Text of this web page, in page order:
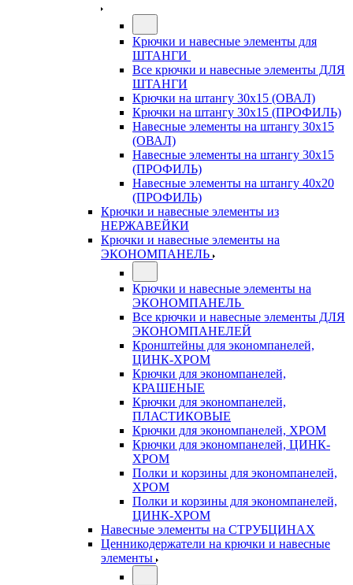
Крючки и навесные элементы для
ШТАНГИ
Все крючки и навесные элементы ДЛЯ
ШТАНГИ
Крючки на штангу 30х15 (ОВАЛ)
Крючки на штангу 30х15 (ПРОФИЛЬ)
Навесные элементы на штангу 30х15
(ОВАЛ)
Навесные элементы на штангу 30х15
(ПРОФИЛЬ)
Навесные элементы на штангу 40х20
(ПРОФИЛЬ)
Крючки и навесные элементы из
НЕРЖАВЕЙКИ
Крючки и навесные элементы на
ЭКОНОМПАНЕЛЬ
Крючки и навесные элементы на
ЭКОНОМПАНЕЛЬ
Все крючки и навесные элементы ДЛЯ
ЭКОНОМПАНЕЛЕЙ
Кронштейны для экономпанелей,
ЦИНК-ХРОМ
Крючки для экономпанелей,
КРАШЕНЫЕ
Крючки для экономпанелей,
ПЛАСТИКОВЫЕ
Крючки для экономпанелей, ХРОМ
Крючки для экономпанелей, ЦИНК-
ХРОМ
Полки и корзины для экономпанелей,
ХРОМ
Полки и корзины для экономпанелей,
ЦИНК-ХРОМ
Навесные элементы на СТРУБЦИНАХ
Ценникодержатели на крючки и навесные
элементы